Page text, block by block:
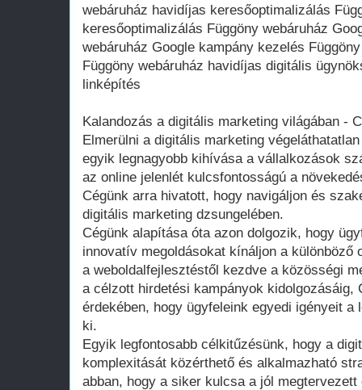
webáruház havidíjas keresőoptimalizálás
keresőoptimalizálás Függöny webáruház
webáruház Google kampány kezelés
Függöny webáruház havidíjas digitális
linképítés
Kalandozás a digitális marketing világában -
Elmerülni a digitális marketing
egyik legnagyobb kihívása a vállalkozások
az online jelenlét kulcsfontosságú a
Cégünk arra hivatott, hogy navigáljon és
digitális marketing dzsungelében.
Cégünk alapítása óta azon dolgozik, hogy
innovatív megoldásokat kínáljon a különböző
a weboldalfejlesztéstől kezdve a közösségi
a célzott hirdetési kampányok kidolgozásáig,
érdekében, hogy ügyfeleink egyedi igényeit a
ki.
Egyik legfontosabb célkitűzésünk, hogy a
komplexitását közérthető és alkalmazható
abban, hogy a siker kulcsa a jól